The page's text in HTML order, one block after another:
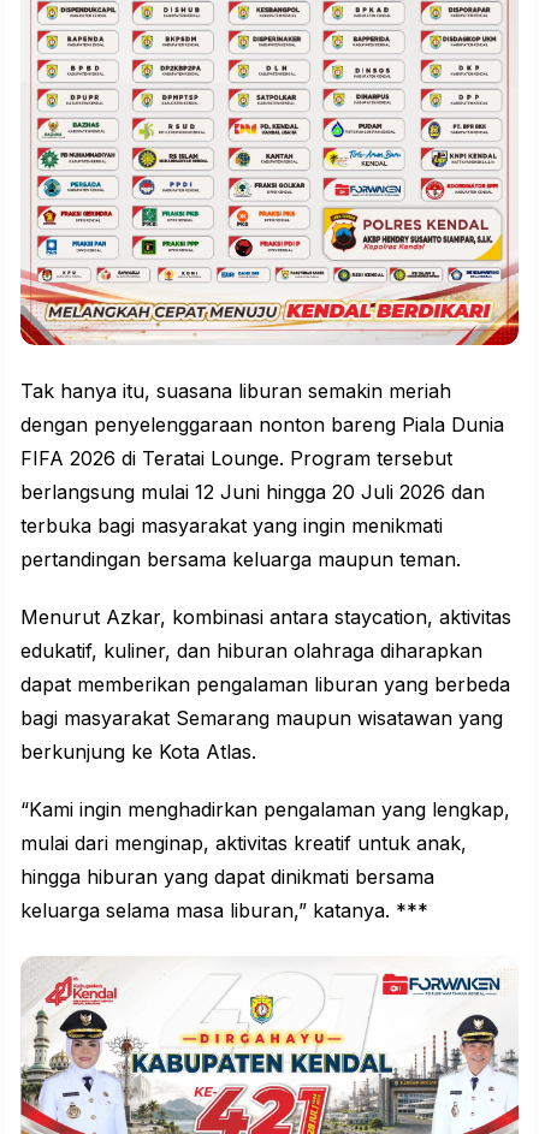
Tak hanya itu, suasana liburan semakin meriah
dengan penyelenggaraan nonton bareng Piala Dunia
FIFA 2026 di Teratai Lounge. Program tersebut
berlangsung mulai 12 Juni hingga 20 Juli 2026 dan
terbuka bagi masyarakat yang ingin menikmati
pertandingan bersama keluarga maupun teman.
Menurut Azkar, kombinasi antara staycation, aktivitas
edukatif, kuliner, dan hiburan olahraga diharapkan
dapat memberikan pengalaman liburan yang berbeda
bagi masyarakat Semarang maupun wisatawan yang
berkunjung ke Kota Atlas.
“Kami ingin menghadirkan pengalaman yang lengkap,
mulai dari menginap, aktivitas kreatif untuk anak,
hingga hiburan yang dapat dinikmati bersama
keluarga selama masa liburan,” katanya. ***